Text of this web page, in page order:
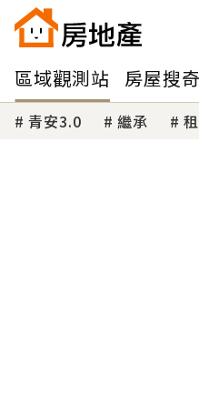
區域觀測站 房屋搜奇
青安3.0 繼承